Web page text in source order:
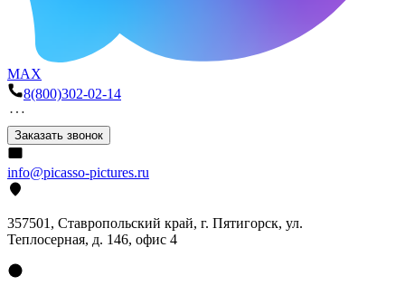
MAX
8(800)302-02-14
Заказать звонок
info@picasso-pictures.ru
357501, Ставропольский край, г. Пятигорск, ул.
Теплосерная, д. 146, офис 4